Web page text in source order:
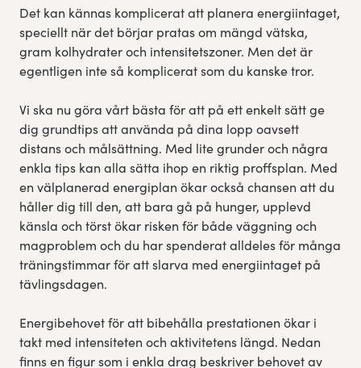
Det kan kännas komplicerat att planera energiintaget,
speciellt när det börjar pratas om mängd vätska,
gram kolhydrater och intensitetszoner. Men det är
egentligen inte så komplicerat som du kanske tror.
Vi ska nu göra vårt bästa för att på ett enkelt sätt ge
dig grundtips att använda på dina lopp oavsett
distans och målsättning. Med lite grunder och några
enkla tips kan alla sätta ihop en riktig proffsplan. Med
en välplanerad energiplan ökar också chansen att du
håller dig till den, att bara gå på hunger, upplevd
känsla och törst ökar risken för både väggning och
magproblem och du har spenderat alldeles för många
träningstimmar för att slarva med energiintaget på
tävlingsdagen.
Energibehovet för att bibehålla prestationen ökar i
takt med intensiteten och aktivitetens längd. Nedan
finns en figur som i enkla drag beskriver behovet av